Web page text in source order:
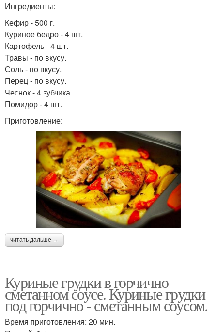
Ингредиенты:
Кефир - 500 г.
Куриное бедро - 4 шт.
Картофель - 4 шт.
Травы - по вкусу.
Соль - по вкусу.
Перец - по вкусу.
Чеснок - 4 зубчика.
Помидор - 4 шт.
Приготовление:
читать дальше →
Куриные грудки в горчично
сметанном соусе. Куриные грудки
под горчично - сметанным соусом.
Время приготовления: 20 мин.